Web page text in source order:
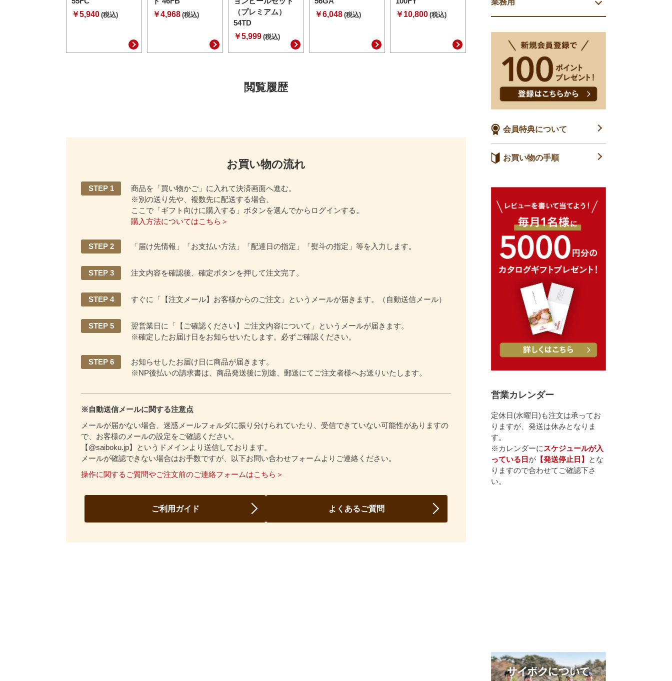
業務用
会員特典について
お買い物の手順
営業カレンダー
定休日(水曜日)も注文は承ってお
りますが、発送は休みとなりま
す。
※カレンダーに スケジュールが入
っている日 が 【発送停止日】
とな
りますので合わせてご確認下さ
い。
￥5,940 (税込)
￥4,968 (税込)
（プレミアム）
54TD
￥5,999 (税込)
￥6,048 (税込)
￥10,800 (税込)
閲覧履歴
お買い物の流れ
STEP 1
商品を「買い物かご」に入れて決済画面へ進む。
※別の送り先や、複数先に配送する場合、
ここで「ギフト向けに購入する」ボタンを選んでからログインする。
購入方法についてはこちら＞
STEP 2 「届け先情報」「お支払い方法」「配達日の指定」「熨斗の指定」等を入力します。
STEP 3 注文内容を確認後、確定ボタンを押して注文完了。
STEP 4 すぐに「【注文メール】お客様からのご注文」というメールが届きます。（自動送信メール）
STEP 5
翌営業日に「【ご確認ください】ご注文内容について」というメールが届きます。
※確定したお届け日をお知らせいたします。必ずご確認ください。
STEP 6
お知らせしたお届け日に商品が届きます。
※NP後払いの請求書は、商品発送後に別途、郵送にてご注文者様へお送りいたします。
※自動送信メールに関する注意点
メールが届かない場合、迷惑メールフォルダに振り分けられていたり、受信できていない可能性がありますの
で、お客様のメールの設定をご確認ください。
【@saiboku.jp】というドメインより送信しております。
メールが確認できない場合はお手数ですが、以下お問い合わせフォームよりご連絡ください。
操作に関するご質問やご注文前のご連絡フォームはこちら＞
ご利用ガイド よくあるご質問